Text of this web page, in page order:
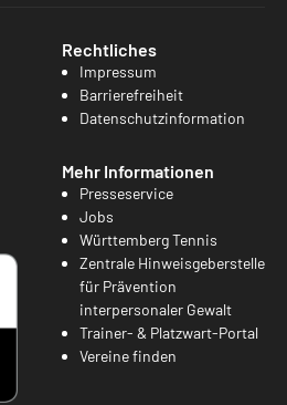
Rechtliches
Impressum
Barrierefreiheit
Datenschutzinformation
Mehr Informationen
Presseservice
Jobs
Württemberg Tennis
Zentrale Hinweisgeberstelle
für Prävention
interpersonaler Gewalt
Trainer- & Platzwart-Portal
Vereine finden